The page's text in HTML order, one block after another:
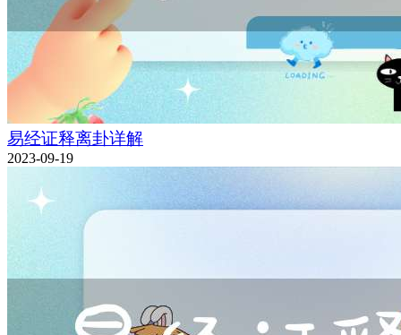
易经证释离卦详解
2023-09-19